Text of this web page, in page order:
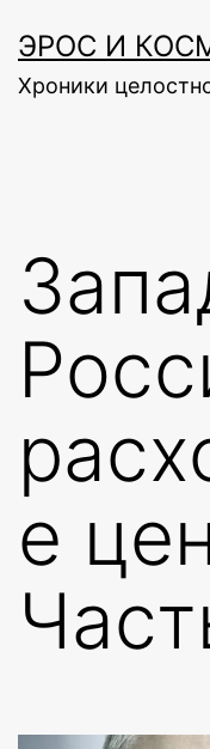
to
content
ЭРОС И
Хроники
е